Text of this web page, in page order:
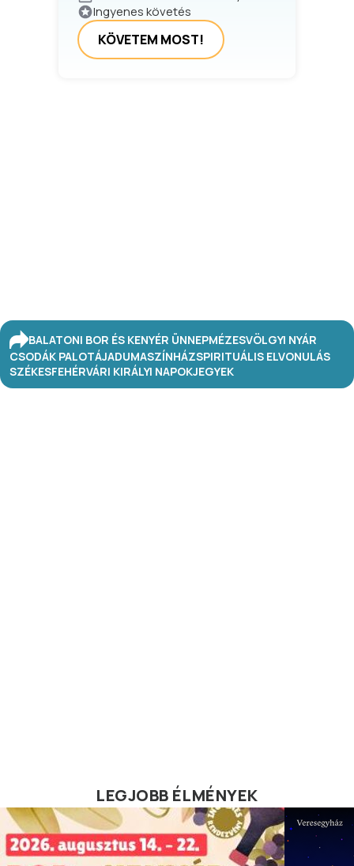
Ingyenes követés
KÖVETEM MOST!
BALATONI BOR ÉS KENYÉR ÜNNEPMÉZESVÖLGYI NYÁR
CSODÁK PALOTÁJADUMASZÍNHÁZSPIRITUÁLIS ELVONULÁS
SZÉKESFEHÉRVÁRI KIRÁLYI NAPOKJEGYEK
LEGJOBB ÉLMÉNYEK